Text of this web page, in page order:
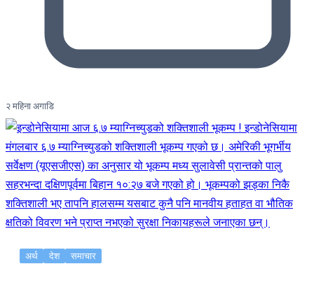
२ महिना अगाडि
अर्थ देश समाचार